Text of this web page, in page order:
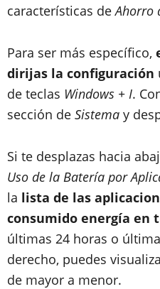
características deAhorro
Para ser más específico,
dirijas la configuración
de teclas Windows + I.
sección de Sistema y
Si te desplazas hacia
Uso de la Batería por
la lista de las
consumido energía en
últimas 24 horas o
derecho, puedes
de mayor a menor.